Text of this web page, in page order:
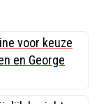
voor keuze
en George